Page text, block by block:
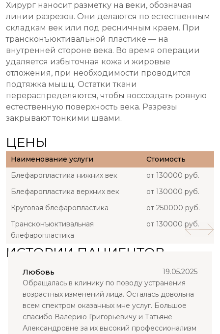
Хирург наносит разметку на веки, обозначая
линии разрезов. Они делаются по естественным
складкам век или под ресничным краем. При
трансконъюктивальной пластике — на
внутренней стороне века. Во время операции
удаляется избыточная кожа и жировые
отложения, при необходимости проводится
подтяжка мышц. Остатки ткани
перераспределяются, чтобы воссоздать ровную
естественную поверхность века. Разрезы
закрывают тонкими швами.
ЦЕНЫ
Наименование услуги
Стоимость
Блефаропластика нижних век
от 130000 руб.
Блефаропластика верхних век
от 130000 руб.
Круговая блефаропластика
от 250000 руб.
Трансконъюктивальная
блефаропластика
от 130000 руб.
ИСТОРИИ ПАЦИЕНТОВ
Любовь
19.05.2025
Обращалась в клинику по поводу устранения
возрастных изменений лица. Осталась довольна
всем спектром оказанных мне услуг. Большое
спасибо Валерию Григорьевичу и Татьяне
Александровне за их высокий профессионализм